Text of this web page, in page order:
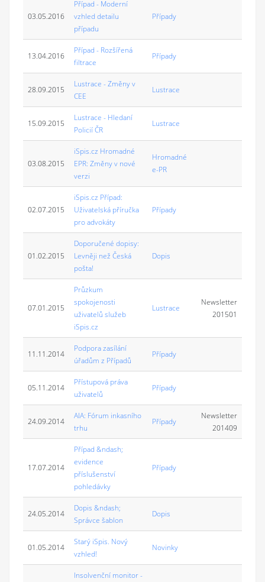
03.05.2016
Případ - Moderní
vzhled detailu
případu
Případy
13.04.2016
Případ - Rozšířená
filtrace
Případy
28.09.2015
Lustrace - Změny v
CEE
Lustrace
15.09.2015
Lustrace - Hledaní
Policií ČR
Lustrace
03.08.2015
iSpis.cz Hromadné
EPR: Změny v nové
verzi
Hromadné
e-PR
02.07.2015
iSpis.cz Případ:
Uživatelská příručka
pro advokáty
Případy
01.02.2015
Doporučené dopisy:
Levněji než Česká
pošta!
Dopis
07.01.2015
Průzkum
spokojenosti
uživatelů služeb
iSpis.cz
Lustrace
Newsletter
201501
11.11.2014
Podpora zasílání
úřadům z Případů
Případy
05.11.2014
Přístupová práva
uživatelů
Případy
24.09.2014
AIA: Fórum inkasního
trhu
Případy
Newsletter
201409
17.07.2014
Případ &ndash;
evidence
příslušenství
pohledávky
Případy
24.05.2014
Dopis &ndash;
Správce šablon
Dopis
01.05.2014
Starý iSpis. Nový
vzhled!
Novinky
Insolvenční monitor -